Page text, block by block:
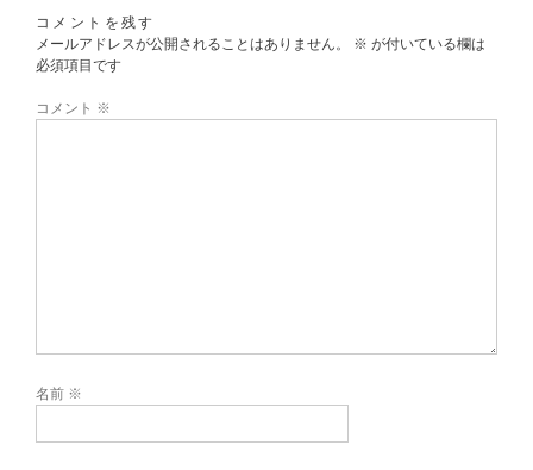
コメントを残す
メールアドレスが公開されることはありません。
※ が付いている欄は
必須項目です
コメント ※
名前 ※